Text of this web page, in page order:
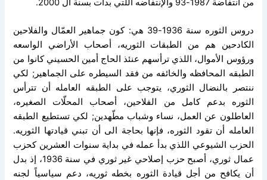
من انتفاضة 1987-93 والإنتفاضه اللتي بدأت بسنة ال 2000.
دروس الثوره سنة 1936-39 هي: كون جماهير العمّال والفلاحين
الكادحين هم من الطبقات الثوريه، أصحاب الأراضي الواسعه
ورؤوس الأموال، اللذي ترأسهم عنئذ الحاج أمين الحسيني كانوا من
الطبقه المحافظه والخائفه من فقد السيطره على الجماهير; لكي
ننتصر بالنضال الثوري، يتوجب على الطبقه العامله أن تترأس
الثوره بدعم كامل من الفلاحين، أصحاب المحلّات الصغيره،
العاطلون عن العمل، نساء وشباب مطّهدين; لكي تستطيع الطبقه
العامله أن تقود الثوره، فإنها بحاجة الى أن تبني قيادتها الثوريه.
الحزب الشيوعي اللذي بدأ عمله في بداية سنوات العشرين كحزب
عمال ثوري، أصبح حزب إصلاحي غير ثوري في سنة 1936، إذ بدل
أن يكافح من أجل قيادة الثوره بخطه ثوريه، دعم سياسياً لجنه